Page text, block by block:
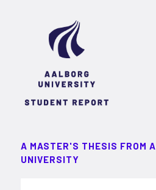
A MASTER'S THESIS FROM
UNIVERSITY